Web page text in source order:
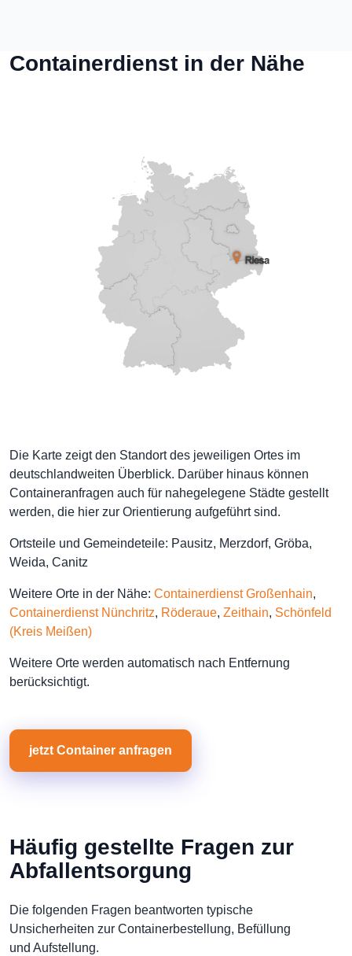
Containerdienst in der Nähe
Die Karte zeigt den Standort des jeweiligen Ortes im
deutschlandweiten Überblick. Darüber hinaus können
Containeranfragen auch für nahegelegene Städte gestellt
werden, die hier zur Orientierung aufgeführt sind.
Ortsteile und Gemeindeteile: Pausitz, Merzdorf, Gröba,
Weida, Canitz
Weitere Orte in der Nähe: Containerdienst Großenhain,
Containerdienst Nünchritz, Röderaue, Zeithain, Schönfeld
(Kreis Meißen)
Weitere Orte werden automatisch nach Entfernung
berücksichtigt.
jetzt Container anfragen
Häufig gestellte Fragen zur
Abfallentsorgung
Die folgenden Fragen beantworten typische
Unsicherheiten zur Containerbestellung, Befüllung
und Aufstellung.